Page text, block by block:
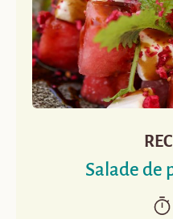
Salade de